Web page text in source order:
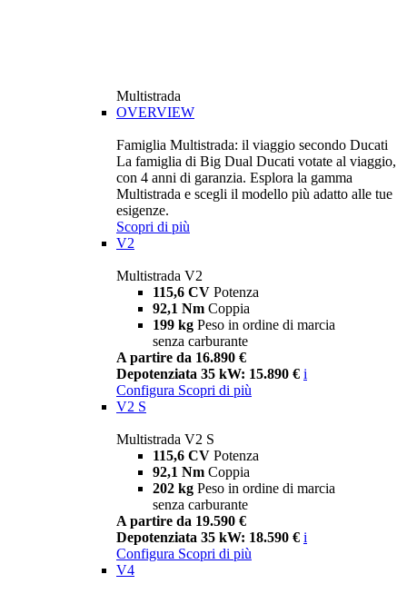
Multistrada
OVERVIEW
Famiglia Multistrada: il viaggio secondo Ducati
La famiglia di Big Dual Ducati votate al viaggio,
con 4 anni di garanzia. Esplora la gamma
Multistrada e scegli il modello più adatto alle tue
esigenze.
Scopri di più
V2
Multistrada V2
115,6 CV Potenza
92,1 Nm Coppia
199 kg Peso in ordine di marcia
senza carburante
A partire da 16.890 €
Depotenziata 35 kW: 15.890 € i
Configura Scopri di più
V2 S
Multistrada V2 S
115,6 CV Potenza
92,1 Nm Coppia
202 kg Peso in ordine di marcia
senza carburante
A partire da 19.590 €
Depotenziata 35 kW: 18.590 € i
Configura Scopri di più
V4